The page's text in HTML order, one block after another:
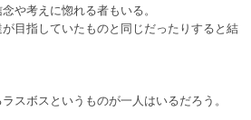
や考えに惚れる者もいる。
目指していたものと同じだったりすると結
スボスというものが一人はいるだろう。